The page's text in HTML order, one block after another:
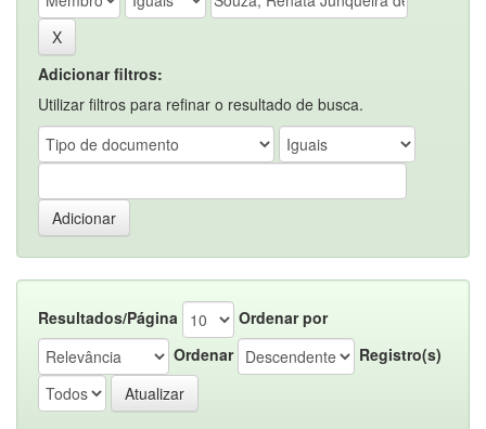
Adicionar filtros:
Utilizar filtros para refinar o resultado de busca.
Resultados/Página
Ordenar por
Ordenar
Registro(s)